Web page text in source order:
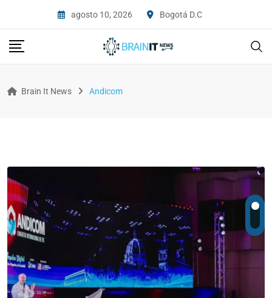
agosto 10, 2026 Bogotá D.C
Brain It News Andicom